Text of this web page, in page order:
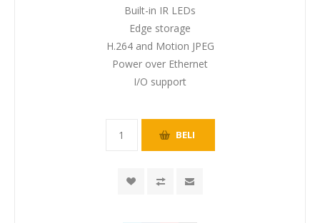
Built-in IR LEDs
Edge storage
H.264 and Motion JPEG
Power over Ethernet
I/O support